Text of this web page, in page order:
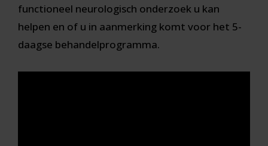
functioneel neurologisch onderzoek u kan
helpen en of u in aanmerking komt voor het 5-
daagse behandelprogramma.